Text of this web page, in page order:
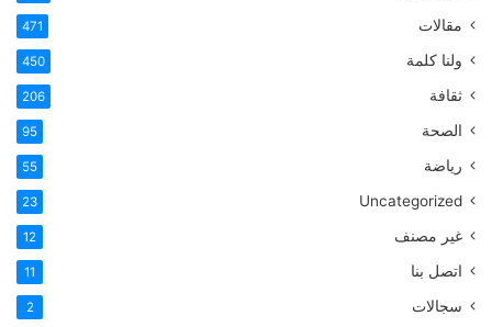
مقالات 471
ولنا كلمة 450
ثقافة 206
الصحة 95
رياضة 55
Uncategorized
23
غير مصنف 12
اتصل بنا 11
سجالات 2